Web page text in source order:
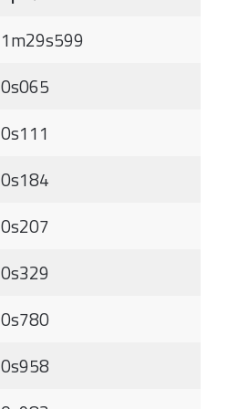
1m29s599
0s065
0s111
0s184
0s207
0s329
0s780
0s958